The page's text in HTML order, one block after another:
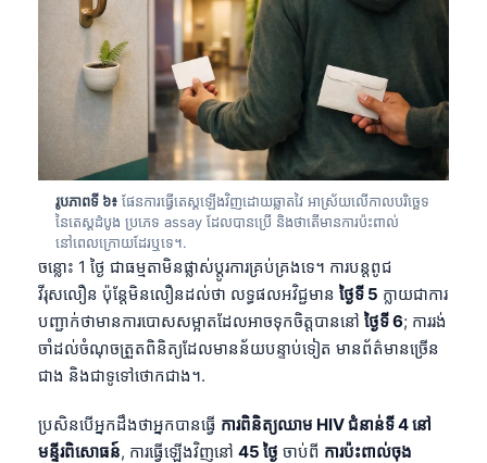
រូបភាពទី ៦៖ ផែនការធ្វើតេស្តឡើងវិញដោយឆ្លាតវៃ អាស្រ័យលើកាលបរិច្ឆេទ
នៃតេស្តដំបូង ប្រភេទ assay ដែលបានប្រើ និងថាតើមានការប៉ះពាល់
នៅពេលក្រោយដែរឬទេ។.
ចន្លោះ 1 ថ្ងៃ ជាធម្មតាមិនផ្លាស់ប្តូរការគ្រប់គ្រងទេ។ ការបន្តពូជ
វីរុសលឿន ប៉ុន្តែមិនលឿនដល់ថា លទ្ធផលអវិជ្ជមាន ថ្ងៃទី 5 ក្លាយជាការ
បញ្ជាក់ថាមានការបោសសម្អាតដែលអាចទុកចិត្តបាននៅ ថ្ងៃទី 6; ការរង់
ចាំដល់ចំណុចត្រួតពិនិត្យដែលមានន័យបន្ទាប់ទៀត មានព័ត៌មានច្រើន
ជាង និងជាទូទៅថោកជាង។.
ប្រសិនបើអ្នកដឹងថាអ្នកបានធ្វើ ការពិនិត្យឈាម HIV ជំនាន់ទី 4 នៅ
មន្ទីរពិសោធន៍, ការធ្វើឡើងវិញនៅ 45 ថ្ងៃ ចាប់ពី ការប៉ះពាល់ចុង
سنڌي
অসমীয়া
Latviešu valoda
Македонски јазик
Euskara
Gàidhlig
Occitan
العربية المغربية
Afrikaans
Монгол
ພາສາລາວ